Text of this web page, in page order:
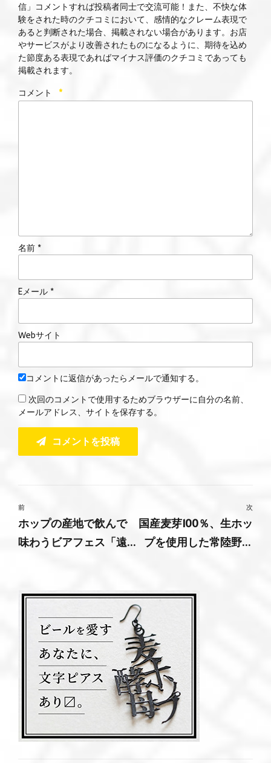
信」コメントすれば投稿者同士で交流可能！また、不快な体
験をされた時のクチコミにおいて、感情的なクレーム表現で
あると判断された場合、掲載されない場合があります。お店
やサービスがより改善されたものになるように、期待を込め
た節度ある表現であればマイナス評価のクチコミであっても
掲載されます。
コメント *
名前 *
Eメール *
Webサイト
コメントに返信があったらメールで通知する。
次回のコメントで使用するためブラウザーに自分の名前、
メールアドレス、サイトを保存する。
コメントを投稿
前
ホップの産地で飲んで
味わうビアフェス「遠
次
国産麦芽100％、生ホッ
プを使用した常陸野ネ